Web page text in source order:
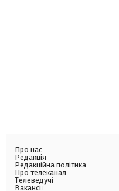
Про нас
Редакція
Редакційна політика
Про телеканал
Телеведучі
Вакансії